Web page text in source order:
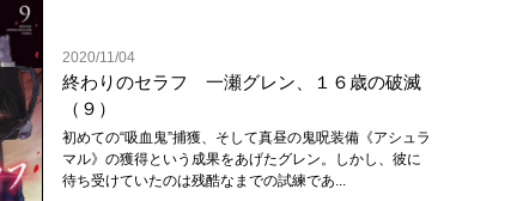
2020/11/04
終わりのセラフ 一瀬グレン、１６歳の破滅
（９）
初めての“吸血鬼”捕獲、そして真昼の鬼呪装備《アシュラ
マル》の獲得という成果をあげたグレン。しかし、彼に
待ち受けていたのは残酷なまでの試練であ...